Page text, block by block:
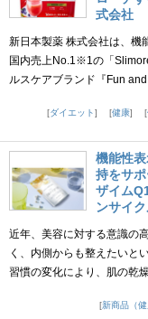
式会社
新日本製薬 株式会社は、機
国内売上No.1※1の「
ルスケアブランド『Fun
ダイエット
健康
機能性
持をサ
ザイム
ンサイ
近年、美容に対する意識の
く、内側からも整えたいと
習慣の変化により、肌の乾
新商品（健